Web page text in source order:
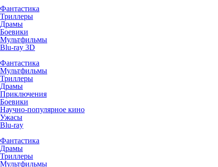
Фантастика
Триллеры
Драмы
Боевики
Мультфильмы
Blu-ray 3D
Фантастика
Мультфильмы
Триллеры
Драмы
Приключения
Боевики
Научно-популярное кино
Ужасы
Blu-ray
Фантастика
Драмы
Триллеры
Мультфильмы